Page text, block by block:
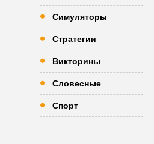
Симуляторы
Стратегии
Викторины
Словесные
Спорт